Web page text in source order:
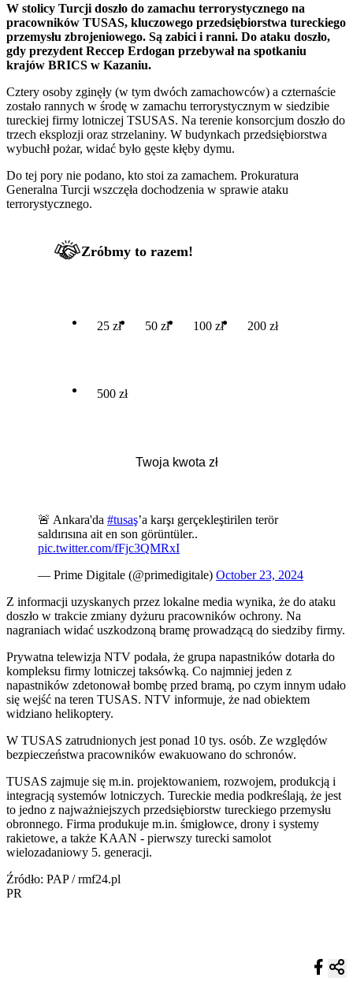
W stolicy Turcji doszło do zamachu terrorystycznego na
pracowników TUSAS, kluczowego przedsiębiorstwa tureckiego
przemysłu zbrojeniowego. Są zabici i ranni. Do ataku doszło,
gdy prezydent Reccep Erdogan przebywał na spotkaniu
krajów BRICS w Kazaniu.
Cztery osoby zginęły (w tym dwóch zamachowców) a czternaście
zostało rannych w środę w zamachu terrorystycznym w siedzibie
tureckiej firmy lotniczej TSUSAS. Na terenie konsorcjum doszło do
trzech eksplozji oraz strzelaniny. W budynkach przedsiębiorstwa
wybuchł pożar, widać było gęste kłęby dymu.
Do tej pory nie podano, kto stoi za zamachem. Prokuratura
Generalna Turcji wszczęła dochodzenia w sprawie ataku
terrorystycznego.
Zróbmy to razem!
25 zł 50 zł 100 zł 200 zł
500 zł
🚨 Ankara'da #tusaş’a karşı gerçekleştirilen terör
saldırısına ait en son görüntüler..
pic.twitter.com/fFjc3QMRxI
— Prime Digitale (@primedigitale) October 23, 2024
Z informacji uzyskanych przez lokalne media wynika, że do ataku
doszło w trakcie zmiany dyżuru pracowników ochrony. Na
nagraniach widać uszkodzoną bramę prowadzącą do siedziby firmy.
Prywatna telewizja NTV podała, że grupa napastników dotarła do
kompleksu firmy lotniczej taksówką. Co najmniej jeden z
napastników zdetonował bombę przed bramą, po czym innym udało
się wejść na teren TUSAS. NTV informuje, że nad obiektem
widziano helikoptery.
W TUSAS zatrudnionych jest ponad 10 tys. osób. Ze względów
bezpieczeństwa pracowników ewakuowano do schronów.
TUSAS zajmuje się m.in. projektowaniem, rozwojem, produkcją i
integracją systemów lotniczych. Tureckie media podkreślają, że jest
to jedno z najważniejszych przedsiębiorstw tureckiego przemysłu
obronnego. Firma produkuje m.in. śmigłowce, drony i systemy
rakietowe, a także KAAN - pierwszy turecki samolot
wielozadaniowy 5. generacji.
Źródło: PAP / rmf24.pl
PR